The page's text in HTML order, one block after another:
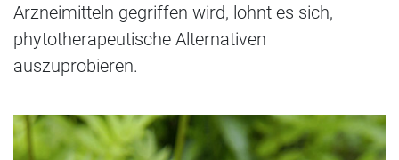
Arzneimitteln gegriffen wird, lohnt es sich,
phytotherapeutische Alternativen
auszuprobieren.